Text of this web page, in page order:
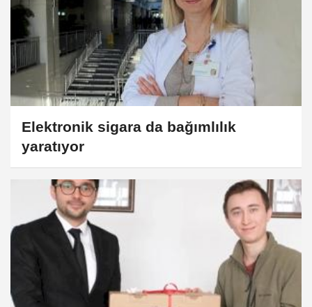
Elektronik sigara da bağımlılık
yaratıyor